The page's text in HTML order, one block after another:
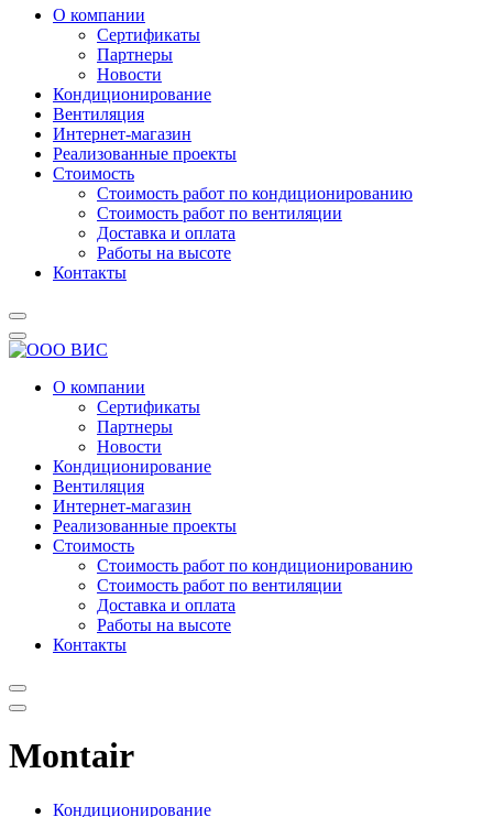
О компании
Сертификаты
Партнеры
Новости
Кондиционирование
Вентиляция
Интернет-магазин
Реализованные проекты
Стоимость
Стоимость работ по кондиционированию
Стоимость работ по вентиляции
Доставка и оплата
Работы на высоте
Контакты
О компании
Сертификаты
Партнеры
Новости
Кондиционирование
Вентиляция
Интернет-магазин
Реализованные проекты
Стоимость
Стоимость работ по кондиционированию
Стоимость работ по вентиляции
Доставка и оплата
Работы на высоте
Контакты
Montair
Кондиционирование